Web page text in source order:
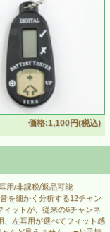
価格:1,100円(税込)
用/非課税/返品可能
を細かく分析する12チャン
ットが、従来の6チャンネ
、左耳用が選べてフィット感